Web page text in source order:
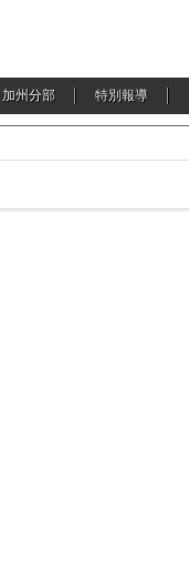
加州分部 特別報導